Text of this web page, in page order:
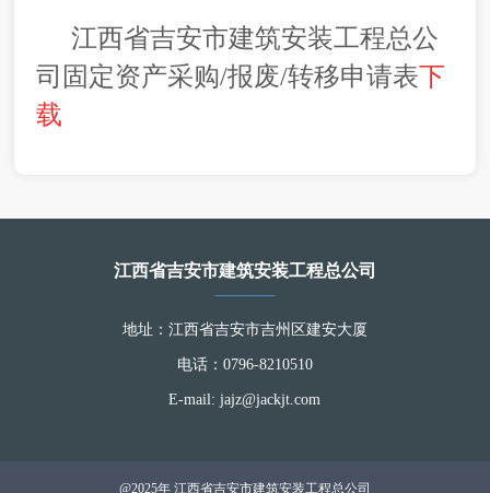
江西省吉安市建筑安装工程总公
司固定资产采购/报废/转移申请表下
载
江西省吉安市建筑安装工程总公司
地址：江西省吉安市吉州区建安大厦
电话：0796-8210510
E-mail: jajz@jackjt.com
@2025年 江西省吉安市建筑安装工程总公司